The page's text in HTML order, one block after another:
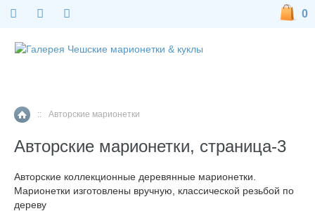
Главная страница
:: Авторские марионетки
Авторские марионетки, страница-3
Авторские коллекционные деревянные марионетки.
Марионетки изготовлены вручную, классической резьбой по
дереву
0